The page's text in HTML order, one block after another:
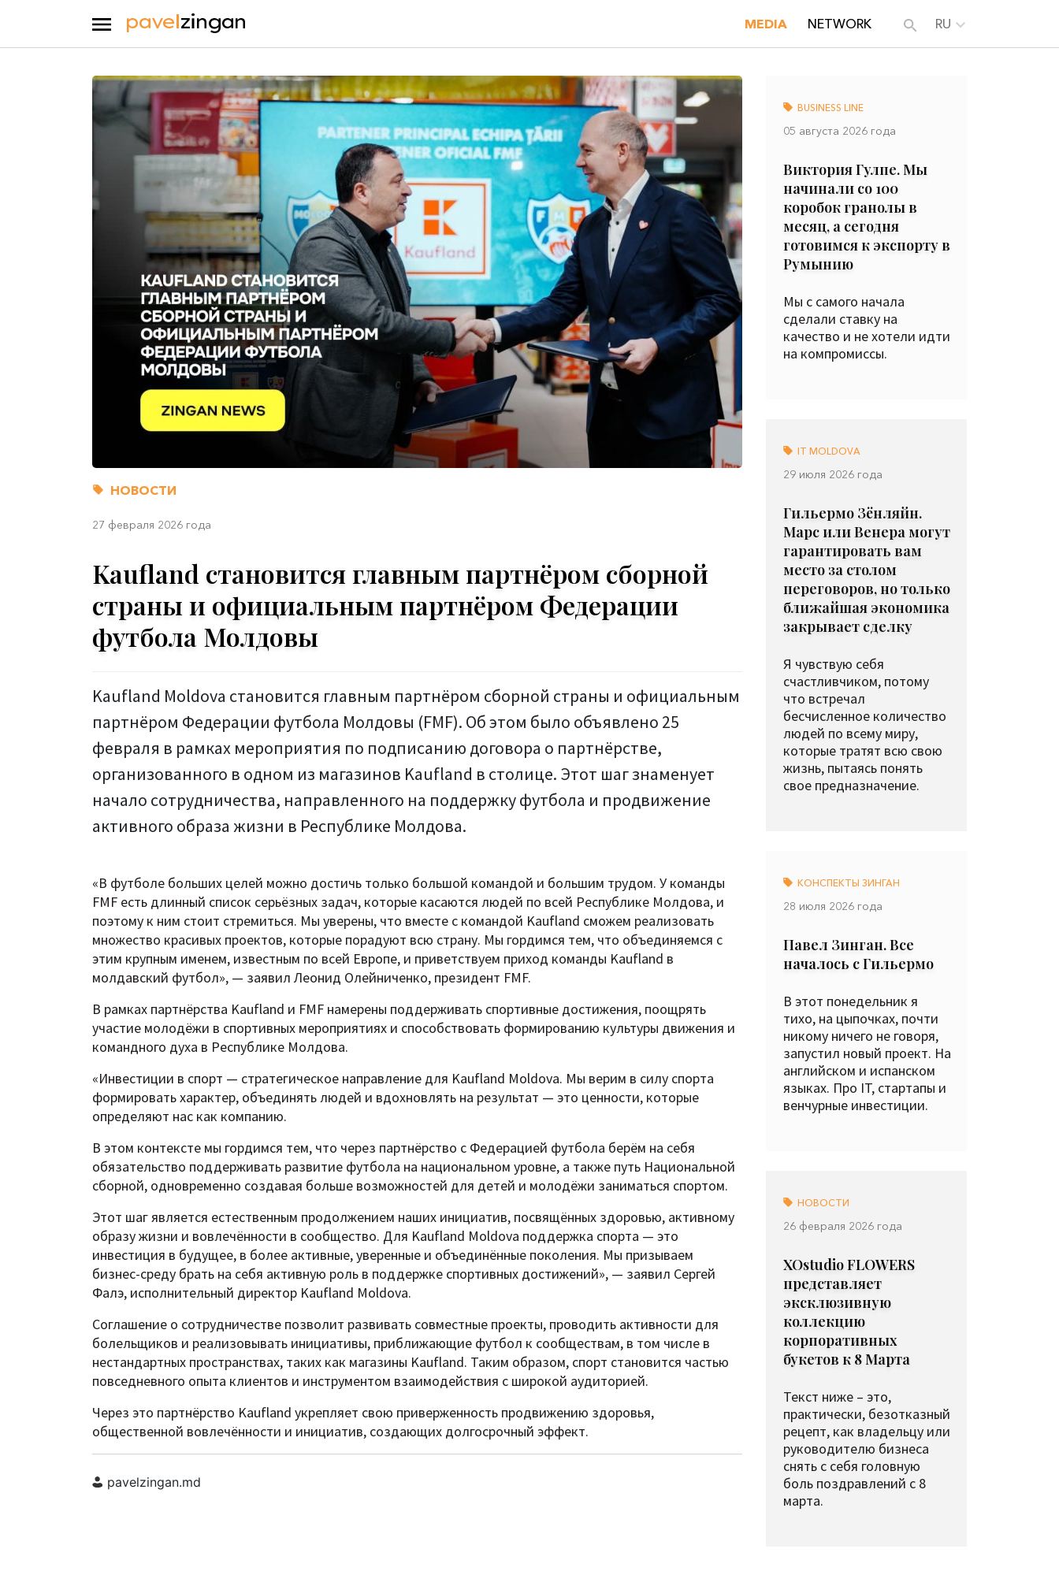
MEDIA NETWORK RU
НОВОСТИ
27 февраля 2026 года
Kaufland становится главным партнёром сборной
страны и официальным партнёром Федерации
футбола Молдовы
Kaufland Moldova становится главным партнёром сборной страны и официальным
партнёром Федерации футбола Молдовы (FMF). Об этом было объявлено 25
февраля в рамках мероприятия по подписанию договора о партнёрстве,
организованного в одном из магазинов Kaufland в столице. Этот шаг знаменует
начало сотрудничества, направленного на поддержку футбола и продвижение
активного образа жизни в Республике Молдова.
«В футболе больших целей можно достичь только большой командой и большим трудом. У команды
FMF есть длинный список серьёзных задач, которые касаются людей по всей Республике Молдова, и
поэтому к ним стоит стремиться. Мы уверены, что вместе с командой Kaufland сможем реализовать
множество красивых проектов, которые порадуют всю страну. Мы гордимся тем, что объединяемся с
этим крупным именем, известным по всей Европе, и приветствуем приход команды Kaufland в
молдавский футбол», — заявил Леонид Олейниченко, президент FMF.
В рамках партнёрства Kaufland и FMF намерены поддерживать спортивные достижения, поощрять
участие молодёжи в спортивных мероприятиях и способствовать формированию культуры движения и
командного духа в Республике Молдова.
«Инвестиции в спорт — стратегическое направление для Kaufland Moldova. Мы верим в силу спорта
формировать характер, объединять людей и вдохновлять на результат — это ценности, которые
определяют нас как компанию.
В этом контексте мы гордимся тем, что через партнёрство с Федерацией футбола берём на себя
обязательство поддерживать развитие футбола на национальном уровне, а также путь Национальной
сборной, одновременно создавая больше возможностей для детей и молодёжи заниматься спортом.
Этот шаг является естественным продолжением наших инициатив, посвящённых здоровью, активному
образу жизни и вовлечённости в сообщество. Для Kaufland Moldova поддержка спорта — это
инвестиция в будущее, в более активные, уверенные и объединённые поколения. Мы призываем
бизнес-среду брать на себя активную роль в поддержке спортивных достижений», — заявил Сергей
Фалэ, исполнительный директор Kaufland Moldova.
Соглашение о сотрудничестве позволит развивать совместные проекты, проводить активности для
болельщиков и реализовывать инициативы, приближающие футбол к сообществам, в том числе в
нестандартных пространствах, таких как магазины Kaufland. Таким образом, спорт становится частью
повседневного опыта клиентов и инструментом взаимодействия с широкой аудиторией.
Через это партнёрство Kaufland укрепляет свою приверженность продвижению здоровья,
общественной вовлечённости и инициатив, создающих долгосрочный эффект.
pavelzingan.md
BUSINESS LINE
05 августа 2026 года
Виктория Гулпе. Мы
начинали со 100
коробок гранолы в
месяц, а сегодня
готовимся к экспорту в
Румынию
Мы с самого начала
сделали ставку на
качество и не хотели идти
на компромиссы.
IT MOLDOVA
29 июля 2026 года
Гильермо Зёнляйн.
Марс или Венера могут
гарантировать вам
место за столом
переговоров, но только
ближайшая экономика
закрывает сделку
Я чувствую себя
счастливчиком, потому
что встречал
бесчисленное количество
людей по всему миру,
которые тратят всю свою
жизнь, пытаясь понять
свое предназначение.
КОНСПЕКТЫ ЗИНГАН
28 июля 2026 года
Павел Зинган. Все
началось с Гильермо
В этот понедельник я
тихо, на цыпочках, почти
никому ничего не говоря,
запустил новый проект. На
английском и испанском
языках. Про IT, стартапы и
венчурные инвестиции.
НОВОСТИ
26 февраля 2026 года
XOstudio FLOWERS
представляет
эксклюзивную
коллекцию
корпоративных
букетов к 8 Марта
Текст ниже – это,
практически, безотказный
рецепт, как владельцу или
руководителю бизнеса
снять с себя головную
боль поздравлений с 8
марта.